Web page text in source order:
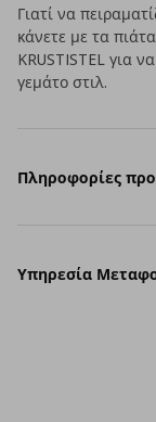
Γιατί να
κάνετε με τα
KRUSTISTEL για
γεμάτο στιλ.
Πληροφορίες
Υπηρεσία